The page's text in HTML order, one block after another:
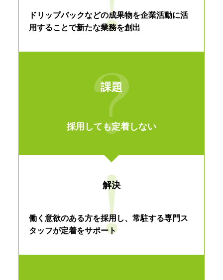
ドリップバックなどの成果物を企業活動に活
用することで新たな業務を創出
課題
採用しても定着しない
解決
働く意欲のある方を採用し、常駐する専門ス
タッフが定着をサポート